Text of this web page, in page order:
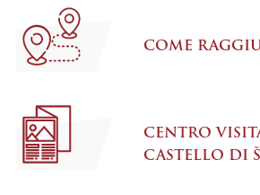
COME
CENTRO
CASTELLO DI